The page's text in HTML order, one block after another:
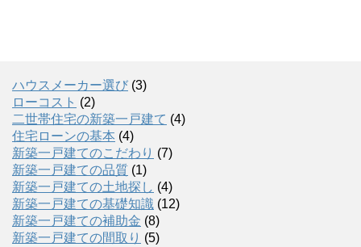
ハウスメーカー選び (3)
ローコスト (2)
二世帯住宅の新築一戸建て (4)
住宅ローンの基本 (4)
新築一戸建てのこだわり (7)
新築一戸建ての品質 (1)
新築一戸建ての土地探し (4)
新築一戸建ての基礎知識 (12)
新築一戸建ての補助金 (8)
新築一戸建ての間取り (5)